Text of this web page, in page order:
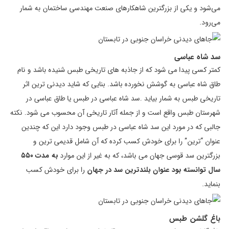
می‌شود و یکی از بزرگترین شاهکارهای صنعت مهندسی ساختمان به شمار
می‌رود.
سد شاه عباسی
کمتر کسی پیدا می شود که از جاذبه های تاریخی طبس شنیده باشد و نام
طاق شاه عباسی به گوشش نخورده باشد. بنایی که شاید دیدنی ترین اثر
تاریخی طبس به شمار بیاید .سد شاه عباسی در طبس یا طاق عباسی در
شهرستان طبس واقع است و از جمله آثار تاریخی آن محسوب می شود. نکته
جالبی که در مورد این سد شاه عباسی در طبس وجود دارد این که چندین
عنوان “ترین” را برای خودش کسب کرده که آن شامل قدیمی ترین و
بزرگترین سد قوسی جهان می باشد، که به غیر از این موارد
به مدت ۵۵۰
سال توانسته بود عنوان بلندترین سد در جهان را برای خودش کسب
بنماید.
باغ گلشن طبس